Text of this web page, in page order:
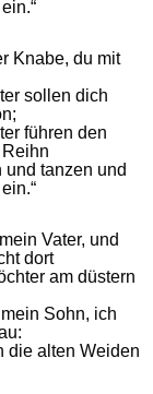
Knabe, du mit
sollen dich
führen den
und tanzen und
Vater, und
dort
am düstern
Sohn, ich
die alten Weiden